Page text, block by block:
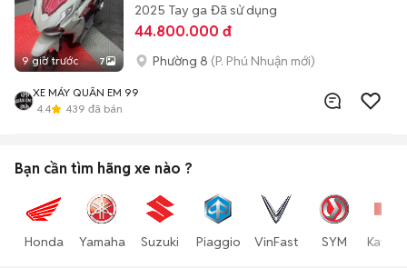
9 giờ trước 7
2025 Tay ga Đã sử dụng
44.800.000 đ
Phường 8 (P. Phú Nhuận mới)
XE MÁY QUÂN EM 99
4.4
439 đã bán
Bạn cần tìm hãng xe nào ?
Honda Yamaha Suzuki Piaggio VinFast SYM